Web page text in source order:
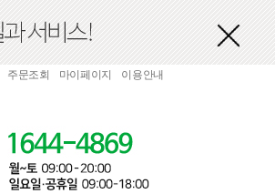
주문조회 마이페이지 이용안내